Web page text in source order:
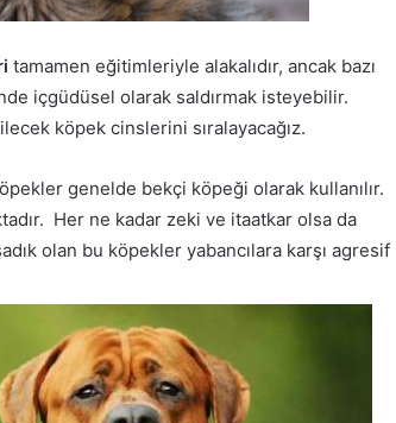
tamamen eğitimleriyle alakalıdır, ancak bazı
içgüdüsel olarak saldırmak isteyebilir.
köpek cinslerini sıralayacağız.
genelde bekçi köpeği olarak kullanılır.
Her ne kadar zeki ve itaatkar olsa da
olan bu köpekler yabancılara karşı agresif